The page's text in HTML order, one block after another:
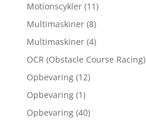
Motionscykler (11)
Multimaskiner (8)
Multimaskiner (4)
OCR (Obstacle Course Racing)
Opbevaring (12)
Opbevaring (1)
Opbevaring (40)